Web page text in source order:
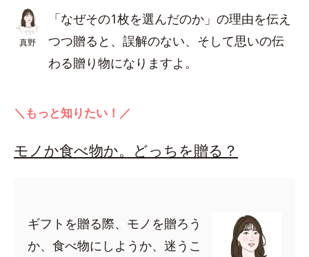
真野
「なぜその1枚を選んだのか」の理由を伝え
つつ贈ると、誤解のない、そして思いの伝
わる贈り物になりますよ。
＼もっと知りたい！／
モノか食べ物か。どっちを贈る？
ギフトを贈る際、モノを贈ろう
か、食べ物にしようか、迷うこ